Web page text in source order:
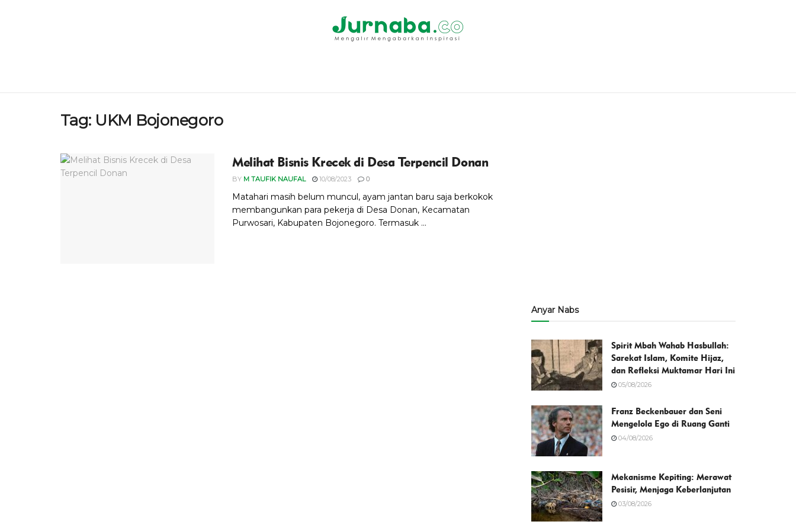
Tag: UKM Bojonegoro
Melihat Bisnis Krecek di Desa Terpencil Donan
BY M TAUFIK NAUFAL 10/08/2023 0
Matahari masih belum muncul, ayam jantan baru saja berkokok
membangunkan para pekerja di Desa Donan, Kecamatan
Purwosari, Kabupaten Bojonegoro. Termasuk ...
Anyar Nabs
Spirit Mbah Wahab Hasbullah:
Sarekat Islam, Komite Hijaz,
dan Refleksi Muktamar Hari Ini
05/08/2026
Franz Beckenbauer dan Seni
Mengelola Ego di Ruang Ganti
04/08/2026
Mekanisme Kepiting: Merawat
Pesisir, Menjaga Keberlanjutan
03/08/2026